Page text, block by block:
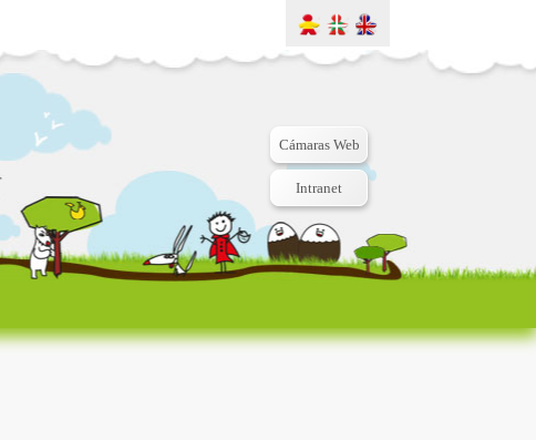
Cámaras Web
Intranet